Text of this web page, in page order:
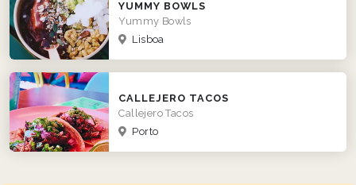
YUMMY BOWLS
Yummy Bowls
Lisboa
CALLEJERO TACOS
Callejero Tacos
Porto